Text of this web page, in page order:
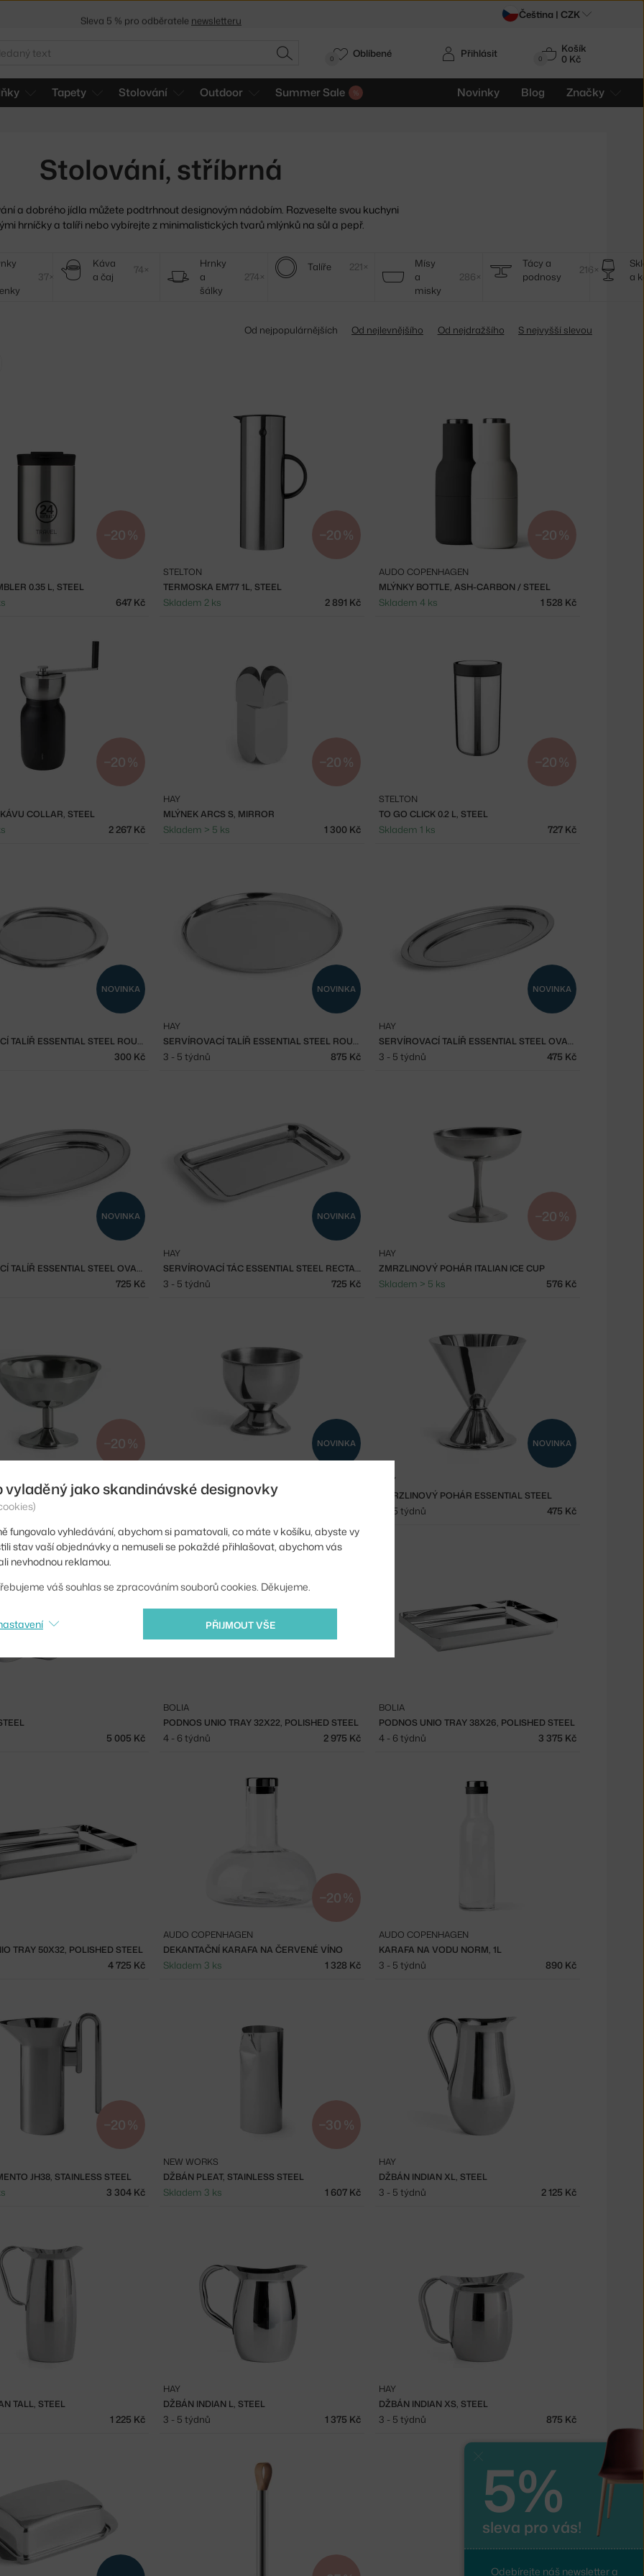
HLEDAT 0
Košík
0 Kč
Tapety Stolování Outdoor Summer Sale Novinky Blog Značky
Přihlásit
0 Oblíbené
Stolování, stříbrná
a dobrého jídla můžete podtrhnout designovým nádobím. Rozveselte svou kuchyni
hrníčky a talíři nebo vybírejte z minimalistických tvarů mlýnků na sůl a pepř.
37×
Káva
a čaj
74×
Hrnky
a
šálky
274×
Talíře 221×
Mísy
a
misky
286×
Tácy a
podnosy
216×
a
Od nejpopulárnějších Od nejlevnějšího Od nejdražšího S nejvyšší slevou
−20 %
0.35 L, STEEL
647 Kč
−20 %
TERMOSKA EM77 1L, STEEL
STELTON
Skladem 2 ks 2 891 Kč
−20 %
MLÝNKY BOTTLE, ASH-CARBON / STEEL
AUDO COPENHAGEN
Skladem 4 ks 1 528 Kč
−20 %
COLLAR, STEEL
2 267 Kč
−20 %
MLÝNEK ARCS S, MIRROR
HAY
Skladem > 5 ks 1 300 Kč
−20 %
TO GO CLICK 0.2 L, STEEL
STELTON
Skladem 1 ks 727 Kč
NOVINKA
SERVÍROVACÍ TALÍŘ ESSENTIAL STEEL ROUND, SMALL
300 Kč
NOVINKA
SERVÍROVACÍ TALÍŘ ESSENTIAL STEEL ROUND, MEDIUM
HAY
3 - 5 týdnů 875 Kč
NOVINKA
SERVÍROVACÍ TALÍŘ ESSENTIAL STEEL OVAL, MEDIUM
HAY
3 - 5 týdnů 475 Kč
NOVINKA
SERVÍROVACÍ TALÍŘ ESSENTIAL STEEL OVAL, LARGE
725 Kč
NOVINKA
SERVÍROVACÍ TÁC ESSENTIAL STEEL RECTANGULAR, SMALL
HAY
3 - 5 týdnů 725 Kč
−20 %
ZMRZLINOVÝ POHÁR ITALIAN ICE CUP
HAY
Skladem > 5 ks 576 Kč
−20 %
ITALIAN
NOVINKA
KALÍŠEK NA VEJCE ESSENTIAL STEEL
NOVINKA
ZMRZLINOVÝ POHÁR ESSENTIAL STEEL
HAY
3 - 5 týdnů 475 Kč
5 005 Kč
PODNOS UNIO TRAY 32X22, POLISHED STEEL
BOLIA
4 - 6 týdnů 2 975 Kč
PODNOS UNIO TRAY 38X26, POLISHED STEEL
BOLIA
4 - 6 týdnů 3 375 Kč
TRAY 50X32, POLISHED STEEL
4 725 Kč
−20 %
DEKANTAČNÍ KARAFA NA ČERVENÉ VÍNO
AUDO COPENHAGEN
Skladem 3 ks 1 328 Kč
KARAFA NA VODU NORM, 1L
AUDO COPENHAGEN
3 - 5 týdnů 890 Kč
−20 %
JH38, STAINLESS STEEL
3 304 Kč
−30 %
DŽBÁN PLEAT, STAINLESS STEEL
NEW WORKS
Skladem 3 ks 1 607 Kč
DŽBÁN INDIAN XL, STEEL
HAY
3 - 5 týdnů 2 125 Kč
TALL, STEEL
1 225 Kč
DŽBÁN INDIAN L, STEEL
HAY
3 - 5 týdnů 1 375 Kč
DŽBÁN INDIAN XS, STEEL
HAY
3 - 5 týdnů 875 Kč
Čeština | CZK
vyladěný jako skandinávské designovky
fungovalo vyhledávání, abychom si pamatovali, co máte v košíku, abyste vy
stav vaší objednávky a nemuseli se pokaždé přihlašovat, abychom vás
nevhodnou reklamou.
váš souhlas se zpracováním souborů cookies. Děkujeme.
PŘIJMOUT VŠE
5%
sleva pro vás!
Odebírejte náš newsletter a